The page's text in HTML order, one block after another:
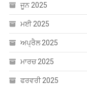
ਜੂਨ 2025
ਮਈ 2025
ਅਪ੍ਰੈਲ 2025
ਮਾਰਚ 2025
ਫਰਵਰੀ 2025